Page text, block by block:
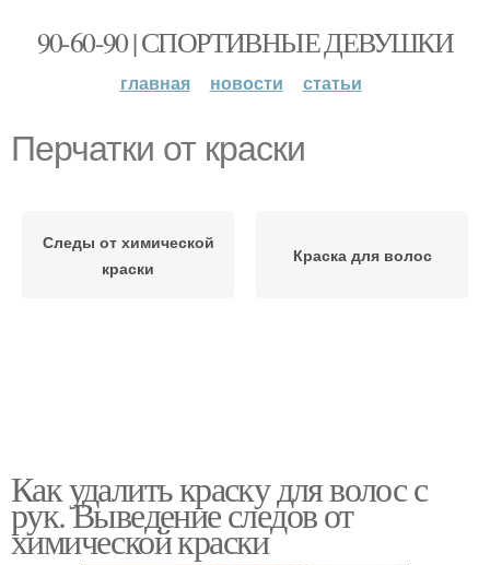
90-60-90 | СПОРТИВНЫЕ ДЕВУШКИ
главная новости статьи
Перчатки от краски
Следы от химической
краски
Краска для волос
Как удалить краску для волос с
рук. Выведение следов от
химической краски